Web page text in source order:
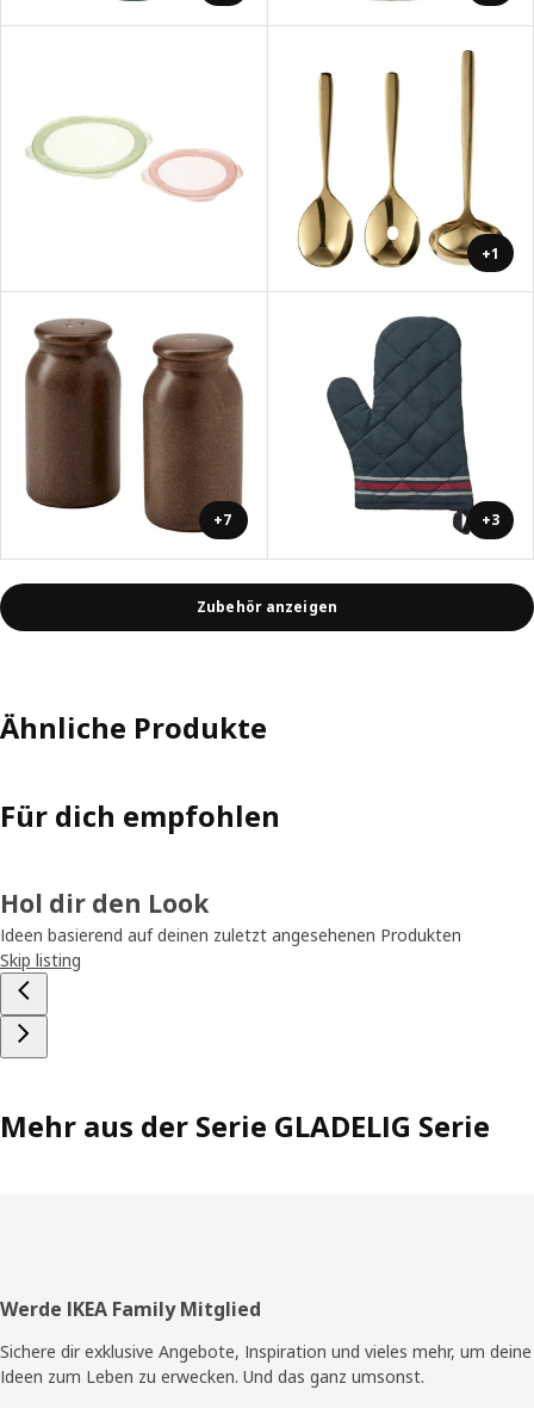
+1
+7 +3
Zubehör anzeigen
Ähnliche Produkte
Für dich empfohlen
Hol dir den Look
Ideen basierend auf deinen zuletzt angesehenen Produkten
Skip listing
Mehr aus der Serie GLADELIG Serie
Fusszeile
Werde IKEA Family Mitglied
Sichere dir exklusive Angebote, Inspiration und vieles mehr, um deine
Ideen zum Leben zu erwecken. Und das ganz umsonst.